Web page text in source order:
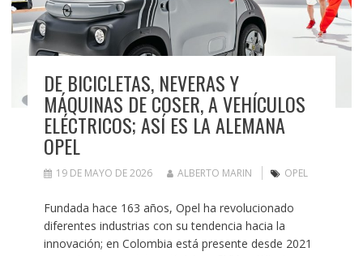
DE BICICLETAS, NEVERAS Y
MÁQUINAS DE COSER, A VEHÍCULOS
ELÉCTRICOS; ASÍ ES LA ALEMANA
OPEL
19 DE MAYO DE 2026 ALBERTO MARIN OPEL
Fundada hace 163 años, Opel ha revolucionado
diferentes industrias con su tendencia hacia la
innovación; en Colombia está presente desde 2021